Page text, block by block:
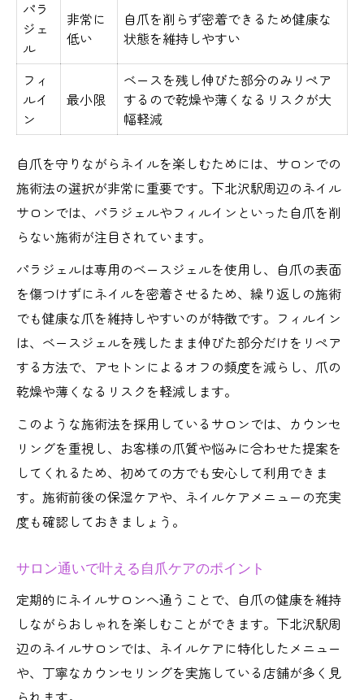
パラ
ジェ
ル
非常に
低い
自爪を削らず密着できるため健康な
状態を維持しやすい
フィ
ルイ
ン
最小限
ベースを残し伸びた部分のみリペア
するので乾燥や薄くなるリスクが大
幅軽減
自爪を守りながらネイルを楽しむためには、サロンでの
施術法の選択が非常に重要です。下北沢駅周辺のネイル
サロンでは、パラジェルやフィルインといった自爪を削
らない施術が注目されています。
パラジェルは専用のベースジェルを使用し、自爪の表面
を傷つけずにネイルを密着させるため、繰り返しの施術
でも健康な爪を維持しやすいのが特徴です。フィルイン
は、ベースジェルを残したまま伸びた部分だけをリペア
する方法で、アセトンによるオフの頻度を減らし、爪の
乾燥や薄くなるリスクを軽減します。
このような施術法を採用しているサロンでは、カウンセ
リングを重視し、お客様の爪質や悩みに合わせた提案を
してくれるため、初めての方でも安心して利用できま
す。施術前後の保湿ケアや、ネイルケアメニューの充実
度も確認しておきましょう。
サロン通いで叶える自爪ケアのポイント
定期的にネイルサロンへ通うことで、自爪の健康を維持
しながらおしゃれを楽しむことができます。下北沢駅周
辺のネイルサロンでは、ネイルケアに特化したメニュー
や、丁寧なカウンセリングを実施している店舗が多く見